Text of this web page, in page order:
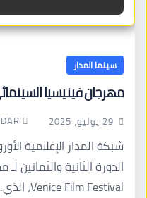
سينما المدار
مهرجان فينيسيا
29 يوليو، 2025
شبكة المدار الإعلامية
الدورة الثانية والثمانين
Venice Film Festival، الذي…